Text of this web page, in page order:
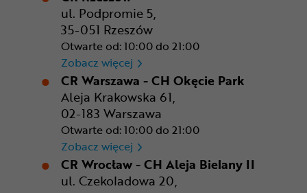
ul. Podpromie 5,
35-051 Rzeszów
Otwarte od: 10:00 do 21:00
Zobacz więcej CR Rzeszów
CR Warszawa - CH Okęcie Park
Aleja Krakowska 61,
02-183 Warszawa
Otwarte od: 10:00 do 21:00
Zobacz więcej CR Warszawa - CH Okęcie
CR Wrocław - CH Aleja Bielany II
ul. Czekoladowa 20,